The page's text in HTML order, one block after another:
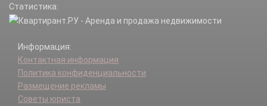
Статистика:
Информация:
Контактная информация
Политика конфиденциальности
Размещение рекламы
Советы юриста